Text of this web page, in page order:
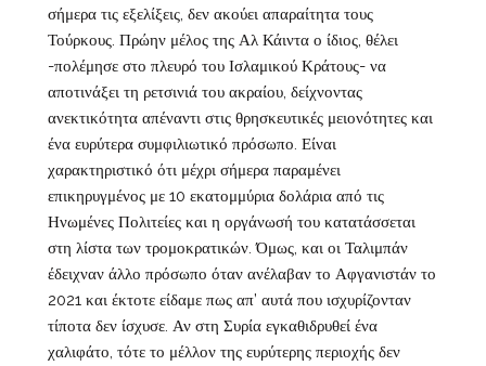
σήμερα τις εξελίξεις, δεν ακούει απαραίτητα τους
Τούρκους. Πρώην μέλος της Αλ Κάιντα ο ίδιος, θέλει
-πολέμησε στο πλευρό του Ισλαμικού Κράτους- να
αποτινάξει τη ρετσινιά του ακραίου, δείχνοντας
ανεκτικότητα απέναντι στις θρησκευτικές μειονότητες και
ένα ευρύτερα συμφιλιωτικό πρόσωπο. Είναι
χαρακτηριστικό ότι μέχρι σήμερα παραμένει
επικηρυγμένος με 10 εκατομμύρια δολάρια από τις
Ηνωμένες Πολιτείες και η οργάνωσή του κατατάσσεται
στη λίστα των τρομοκρατικών. Όμως, και οι Ταλιμπάν
έδειχναν άλλο πρόσωπο όταν ανέλαβαν το Αφγανιστάν το
2021 και έκτοτε είδαμε πως απ’ αυτά που ισχυρίζονταν
τίποτα δεν ίσχυσε. Αν στη Συρία εγκαθιδρυθεί ένα
χαλιφάτο, τότε το μέλλον της ευρύτερης περιοχής δεν